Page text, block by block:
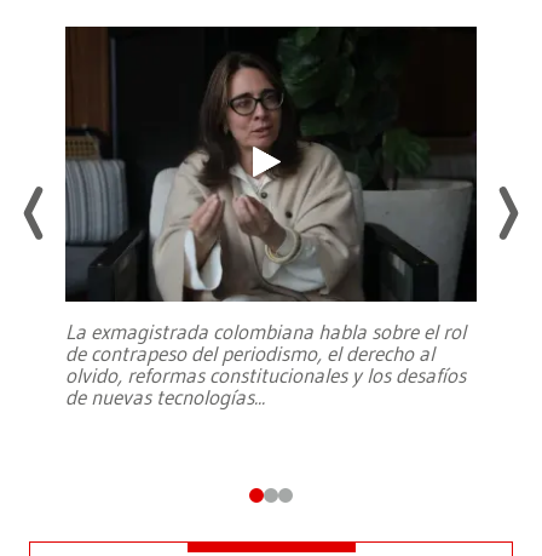
La exmagistrada colombiana habla sobre el rol
de contrapeso del periodismo, el derecho al
olvido, reformas constitucionales y los desafíos
de nuevas tecnologías...